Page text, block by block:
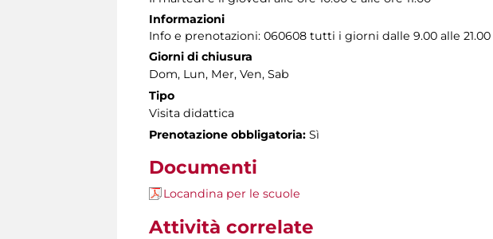
Informazioni
Info e prenotazioni: 060608 tutti i giorni dalle 9.00 alle 21.00
Giorni di chiusura
Dom, Lun, Mer, Ven, Sab
Tipo
Visita didattica
Prenotazione obbligatoria: Sì
Documenti
Locandina per le scuole
Attività correlate